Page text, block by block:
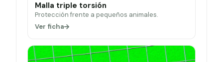
Malla triple torsión
Protección frente a pequeños animales.
Ver ficha